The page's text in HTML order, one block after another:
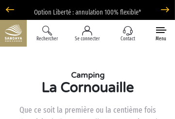
Option Liberté : annulation 100% flexible*
Rechercher Se connecter Contact Menu
Camping
La Cornouaille
Que ce soit la première ou la centième fois